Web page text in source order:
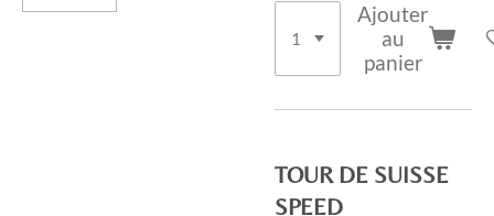
Ajouter
au
panier
TOUR DE SUISSE
SPEED